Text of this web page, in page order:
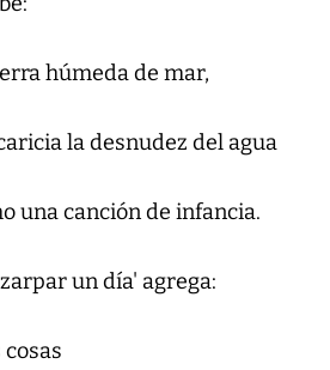
húmeda de mar,
la desnudez del agua
una canción de infancia.
un día' agrega:
cosas